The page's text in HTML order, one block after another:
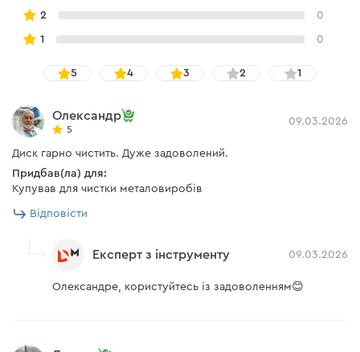
2 0
1 0
5 4 3 2 1
Олександр
5
09.03.2026
Диск гарно чистить. Дуже задоволений.
Придбав(ла) для:
Купував для чистки металовиробів
Відповісти
Експерт з інструменту 09.03.2026
Олександре, користуйтесь із задоволенням😊